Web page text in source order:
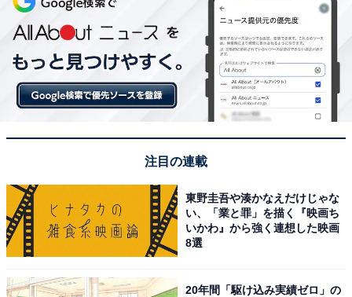
同率2位は、モデル、タレント、YouTuberとして活躍す
る“ゆきぽよ”こと木村有希さん。『バチェラー・ジャパ
ン シーズン1』（2017年2月配信開始）に「バチェラー
さんのために髪色を変え、大人っぽくイメチェンするな
注目の連載
東野圭吾や湊かなえだけじゃな
い、「業と罪」を描く『映画ち
いかわ』から強く連想した映画
8選
20年間「駆け込み実績ゼロ」の